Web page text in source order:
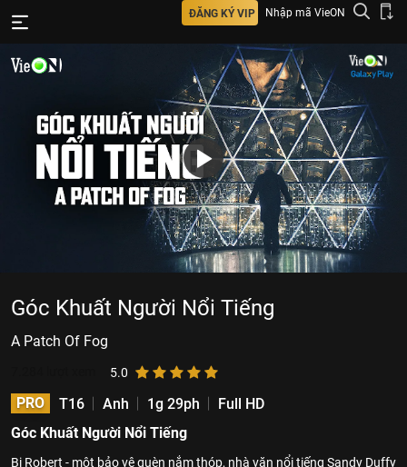
ĐĂNG KÝ VIP Nhập mã VieON
Góc Khuất Người Nổi Tiếng
A Patch Of Fog
5.0
PRO T16 Anh 1g 29ph
Full HD
Góc Khuất Người Nổi Tiếng
Bị Robert - một bảo vệ quèn nắm thóp, nhà văn nổi tiếng Sandy Duffy